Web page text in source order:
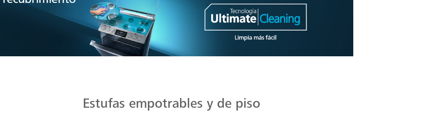
Estufas empotrables y de piso